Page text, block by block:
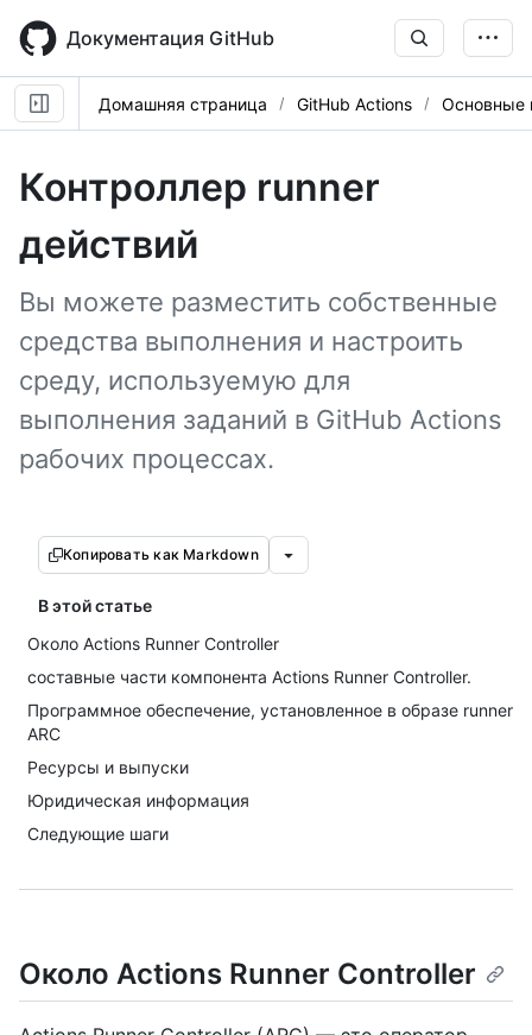
main
content
Документация GitHub
Домашняя страница GitHub Actions Основные
Контроллер runner
действий
Вы можете разместить собственные
средства выполнения и настроить
среду, используемую для
выполнения заданий в GitHub Actions
рабочих процессах.
Копировать как Markdown
В этой статье
Около Actions Runner Controller
составные части компонента Actions Runner Controller.
Программное обеспечение, установленное в образе runner
ARC
Ресурсы и выпуски
Юридическая информация
Следующие шаги
Около Actions Runner Controller